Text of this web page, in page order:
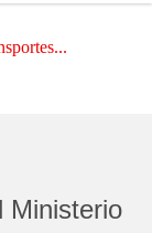
Ministerio